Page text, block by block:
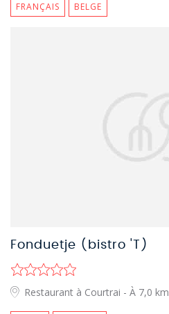
FRANÇAIS BELGE
Fonduetje (bistro 'T)
Restaurant à Courtrai - À 7,0 km